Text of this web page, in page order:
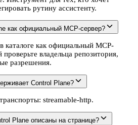
рутину ассистенту.
как официальный MCP-сервер?
каталоге как официальный MCP-
владельца репозитория,
разрешения.
Control Plane?
streamable-http.
Plane описаны на странице?